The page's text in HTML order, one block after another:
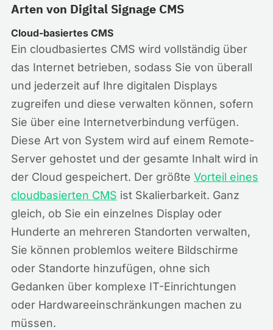
Arten von Digital Signage CMS
Cloud-basiertes CMS
Ein cloudbasiertes CMS wird vollständig über
das Internet betrieben, sodass Sie von überall
und jederzeit auf Ihre digitalen Displays
zugreifen und diese verwalten können, sofern
Sie über eine Internetverbindung verfügen.
Diese Art von System wird auf einem Remote-
Server gehostet und der gesamte Inhalt wird in
der Cloud gespeichert. Der größte Vorteil eines
cloudbasierten CMS ist Skalierbarkeit. Ganz
gleich, ob Sie ein einzelnes Display oder
Hunderte an mehreren Standorten verwalten,
Sie können problemlos weitere Bildschirme
oder Standorte hinzufügen, ohne sich
Gedanken über komplexe IT-Einrichtungen
oder Hardwareeinschränkungen machen zu
müssen.